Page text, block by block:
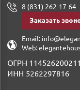
8 (831) 262-17-64
Заказать
Email:
Web:
ОГРН
ИНН 5262297816